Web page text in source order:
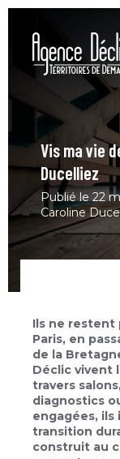
Vis ma vie
Ducelliez
Publié le 22
Caroline
Ils ne restent
Paris, en
de la
Déclic vivent
travers
diagnostics
engagées,
transition
construit au